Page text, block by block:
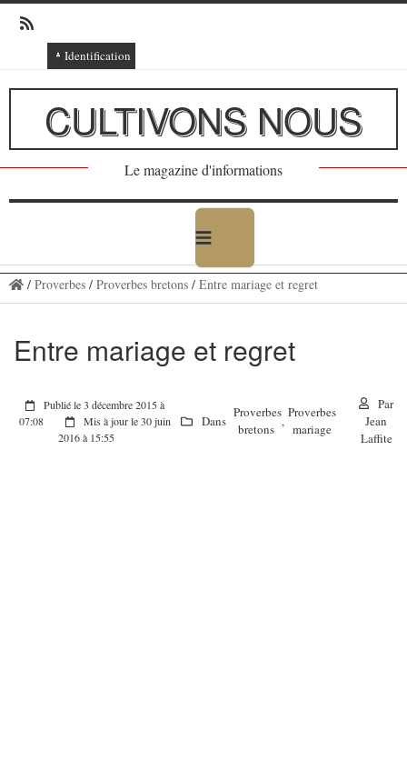
Identification
Connexion
Connexion via Facebook
Inscription
Ajout texte ou poème
CULTIVONS NOUS
Le magazine d'informations
/ Proverbes/ Proverbes bretons/ Entre mariage et regret
Entre mariage et regret
Publié le 3 décembre 2015 à
07:08
Mis à jour le 30 juin
2016 à 15:55
Dans
Proverbes
bretons
,
Proverbes
mariage
Par
Jean
Laffite